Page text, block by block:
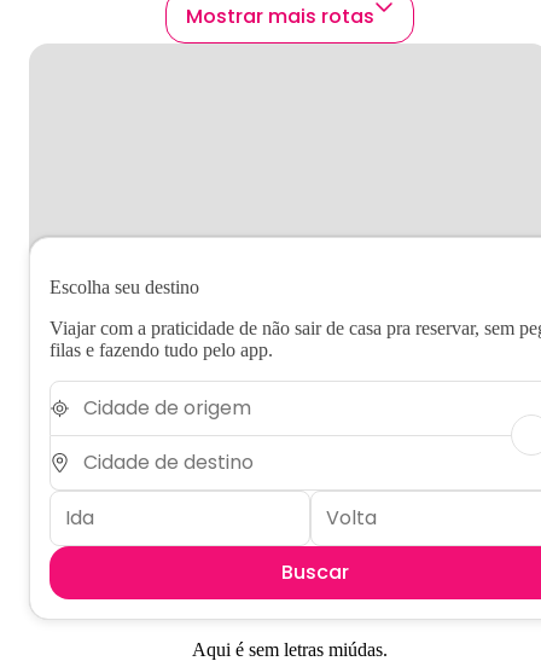
Mostrar mais rotas
Escolha seu destino
Viajar com a praticidade de não sair de casa pra reservar, sem
filas e fazendo tudo pelo app.
Buscar
Aqui é sem letras miúdas.